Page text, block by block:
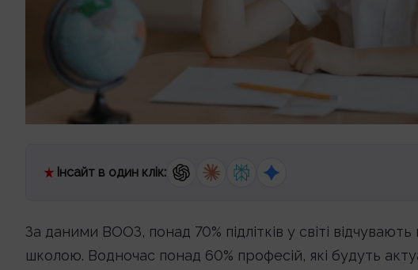
Інсайт в один клік:
За даними ВООЗ, понад 70% підлітків у світі
школою. Водночас понад 60% професій, які будуть